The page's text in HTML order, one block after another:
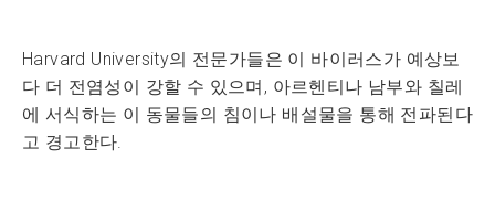
Harvard University의 전문가들은 이 바이러스가 예상보
다 더 전염성이 강할 수 있으며, 아르헨티나 남부와 칠레
에 서식하는 이 동물들의 침이나 배설물을 통해 전파된다
고 경고한다.